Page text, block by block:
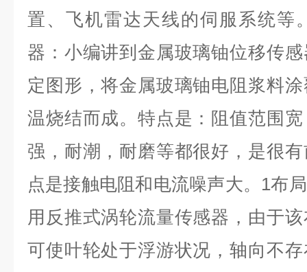
置、飞机雷达天线的伺服系统等
器：小编讲到金属玻璃铀位移传
定图形，将金属玻璃铀电阻浆料
温烧结而成。特点是：阻值范围
强，耐潮，耐磨等都很好，是很
点是接触电阻和电流噪声大。1布
用反推式涡轮流量传感器，由于
可使叶轮处于浮游状况，轴向不